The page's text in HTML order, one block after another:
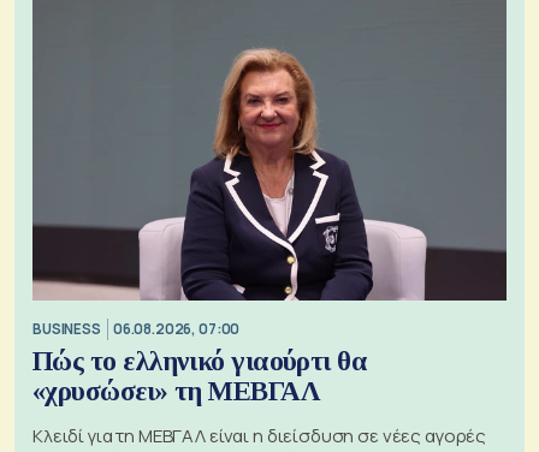
BUSINESS 06.08.2026, 07:00
Πώς το ελληνικό γιαούρτι θα
«χρυσώσει» τη ΜΕΒΓΑΛ
Κλειδί για τη ΜΕΒΓΑΛ είναι η διείσδυση σε νέες αγορές